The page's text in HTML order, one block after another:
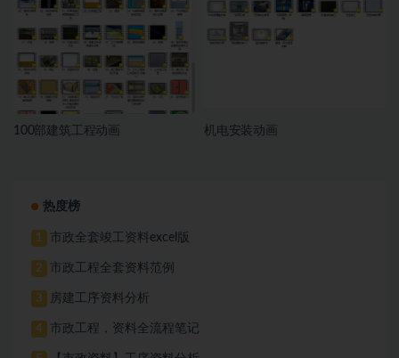
100部建筑工程动画 机电安装动画
热度榜
1 市政全套竣工资料excel版
2 市政工程全套资料范例
3 房建工序资料分析
4 市政工程，资料全流程笔记